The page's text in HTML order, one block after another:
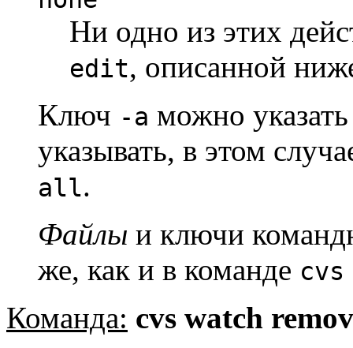
Ни одно из этих
edit, описанной
Ключ -a можно
указывать, в этом
all.
Файлы и ключи
же, как и в команде
Команда: cvs watch